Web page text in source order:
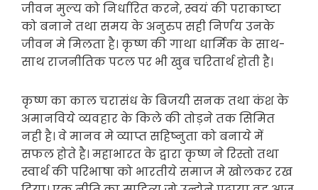
जीवन मुल्य को निर्धारित करने, स्वयं की पराकाष्टा
को बनाने तथा समय के अनुरुप सही निर्णय उनके
जीवन मे मिलता है। कृष्ण की गाथा धार्मिक के साथ-
साथ राजनीतिक पटल पर भी खुब चरितार्थ होती है।
कृष्ण का काल चरासंध के बिजयी सनक तथा कंश के
अमानविये व्यवहार के किले की तोड़ने तक सिमित
नही है। वे मानव मे व्याप्त सहिष्नुता को बनाये में
सफल होते है। महाभारत के द्वारा कृष्ण ने रिस्तो तथा
स्वार्थ की परिभाषा को भारतीये समाज मे खोलकर रख